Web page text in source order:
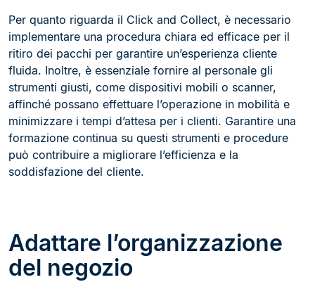
Per quanto riguarda il Click and Collect, è necessario
implementare una procedura chiara ed efficace per il
ritiro dei pacchi per garantire un’esperienza cliente
fluida. Inoltre, è essenziale fornire al personale gli
strumenti giusti, come dispositivi mobili o scanner,
affinché possano effettuare l’operazione in mobilità e
minimizzare i tempi d’attesa per i clienti. Garantire una
formazione continua su questi strumenti e procedure
può contribuire a migliorare l’efficienza e la
soddisfazione del cliente.
Adattare l’organizzazione
del negozio